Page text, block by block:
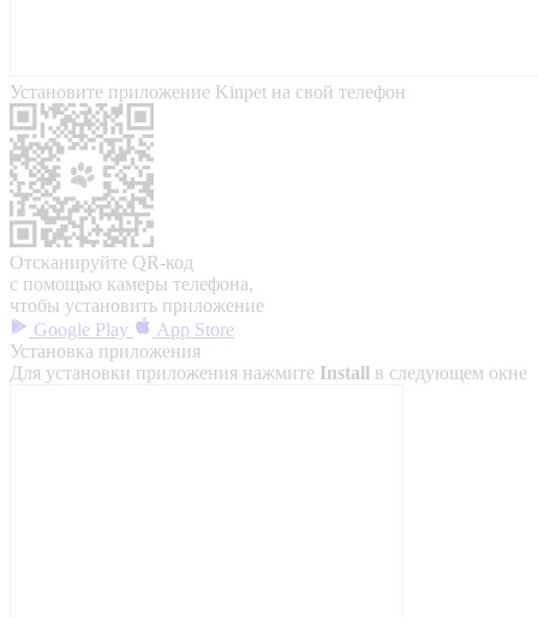
Установите приложение Kinpet на свой телефон
Отсканируйте QR-код
с помощью камеры телефона,
чтобы установить приложение
Google Play
App Store
Установка приложения
Для установки приложения нажмите Install в следующем окне